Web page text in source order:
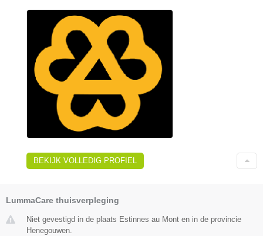
BEKIJK VOLLEDIG PROFIEL
LummaCare thuisverpleging
Niet gevestigd in de plaats Estinnes au Mont en in de provincie
Henegouwen.